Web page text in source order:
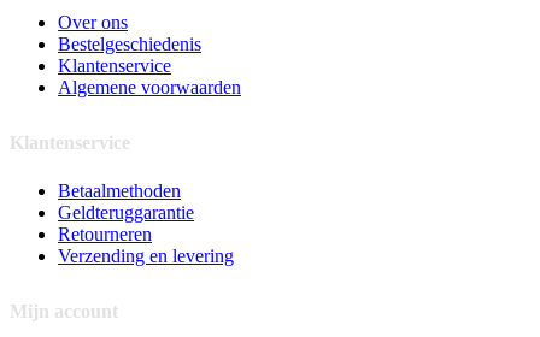
Over ons
Bestelgeschiedenis
Klantenservice
Algemene voorwaarden
Klantenservice
Betaalmethoden
Geldteruggarantie
Retourneren
Verzending en levering
Mijn account